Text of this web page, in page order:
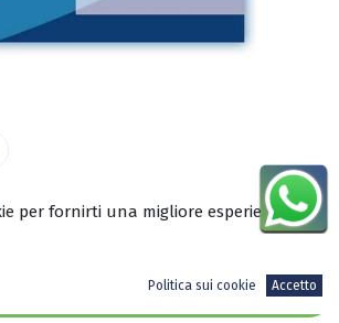
Aggiungi al carrello
per fornirti una migliore esperienza
Politica sui cookie Accetto